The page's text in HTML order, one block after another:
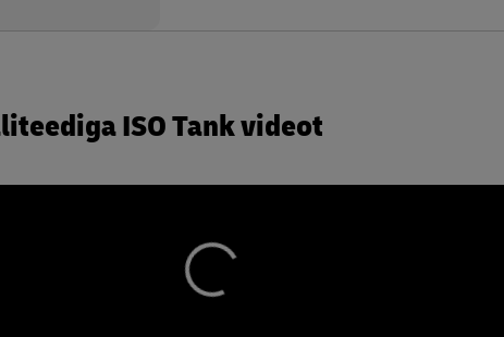
ISO Tank videot